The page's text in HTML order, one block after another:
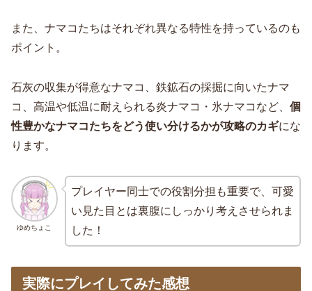
また、ナマコたちはそれぞれ異なる特性を持っているのも
ポイント。
石灰の収集が得意なナマコ、鉄鉱石の採掘に向いたナマ
コ、高温や低温に耐えられる炎ナマコ・氷ナマコなど、 個
性豊かなナマコたちをどう使い分けるかが攻略のカギにな
ります。
ゆめちょこ
プレイヤー同士での役割分担も重要で、可愛
い見た目とは裏腹にしっかり考えさせられま
した！
実際にプレイしてみた感想